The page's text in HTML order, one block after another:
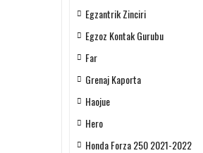
Egzantrik Zinciri
Egzoz Kontak Gurubu
Far
Grenaj Kaporta
Haojue
Hero
Honda Forza 250 2021-2022